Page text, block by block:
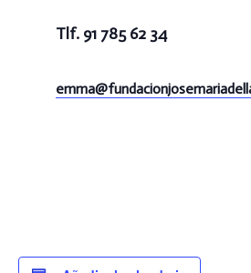
Tlf. 91 785 62 34
emma@